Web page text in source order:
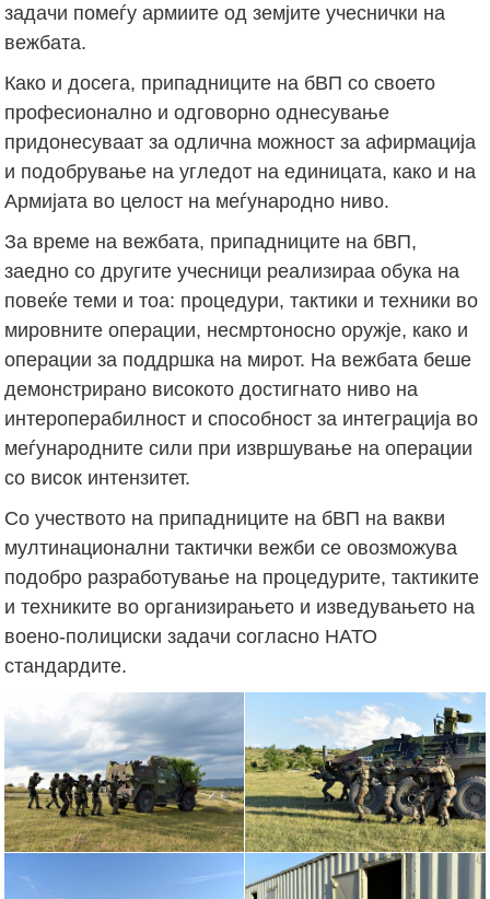
задачи помеѓу армиите од земјите учеснички на
вежбата.
Како и досега, припадниците на бВП со своето
професионално и одговорно однесување
придонесуваат за одлична можност за афирмација
и подобрување на угледот на единицата, како и на
Армијата во целост на меѓународно ниво.
За време на вежбата, припадниците на бВП,
заедно со другите учесници реализираа обука на
повеќе теми и тоа: процедури, тактики и техники во
мировните операции, несмртоносно оружје, како и
операции за поддршка на мирот. На вежбата беше
демонстрирано високото достигнато ниво на
интероперабилност и способност за интеграција во
меѓународните сили при извршување на операции
со висок интензитет.
Со учеството на припадниците на бВП на вакви
мултинационални тактички вежби се овозможува
подобро разработување на процедурите, тактиките
и техниките во организирањето и изведувањето на
воено-полициски задачи согласно НАТО
стандардите.